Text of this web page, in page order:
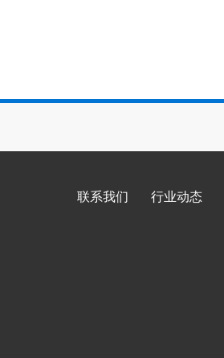
行业动态
联系我们